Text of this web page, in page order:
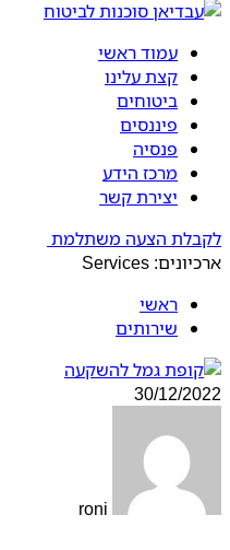
עמוד ראשי
קצת עלינו
ביטוחים
פיננסים
פנסיה
מרכז הידע
יצירת קשר
לקבלת הצעה משתלמת
ארכיונים: Services
ראשי
שירותים
30/12/2022